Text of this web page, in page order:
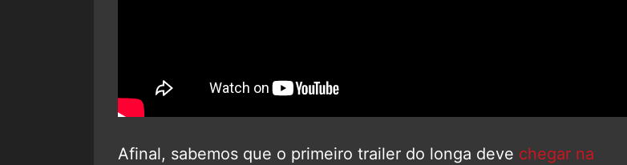
Afinal, sabemos que o primeiro trailer do longa deve chegar na